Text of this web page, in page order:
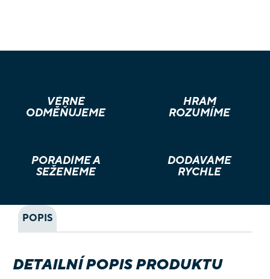
VĚRNÉ
ODMĚŇUJEME
HRÁM
ROZUMÍME
PORADÍME A
SEŽENEME
DODÁVÁME
RYCHLE
POPIS
DETAILNÍ POPIS PRODUKTU